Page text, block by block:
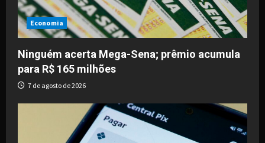
Economia
Ninguém acerta Mega-Sena; prêmio acumula
para R$ 165 milhões
7 de agosto de 2026